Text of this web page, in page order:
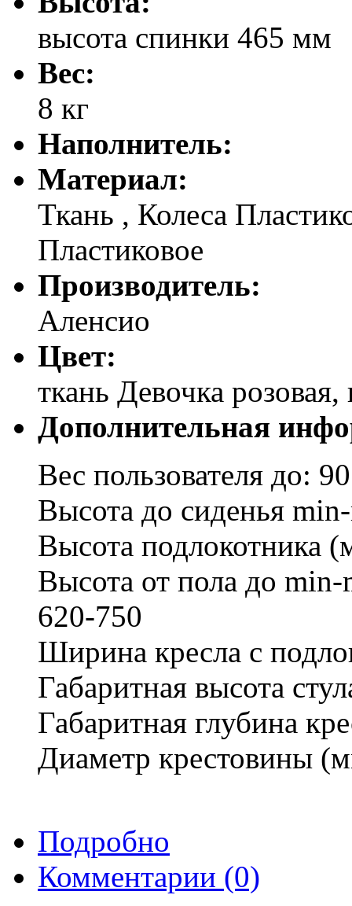
высота спинки 465 мм
Вес:
8 кг
Наполнитель:
Материал:
Ткань , Колеса
Пластиковое
Производитель:
Аленсио
Цвет:
ткань Девочка
Дополнительная
Вес пользователя до:
Высота до сиденья
Высота подлокотника
Высота от пола до
620-750
Ширина кресла с
Габаритная высота
Габаритная глубина
Диаметр крестовины
Подробно
Комментарии (0)